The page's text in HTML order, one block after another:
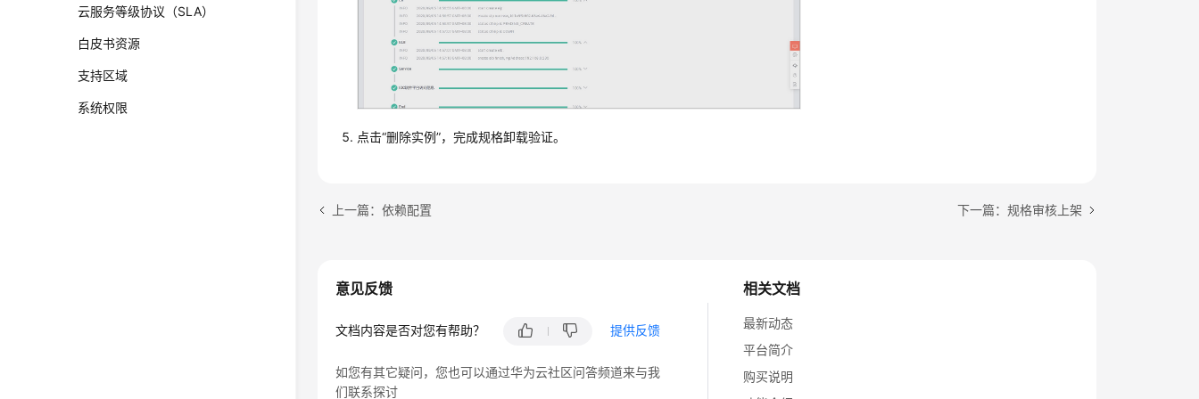
云服务等级协议（SLA）
白皮书资源
支持区域
系统权限
点击“删除实例”，完成规格卸载验证。
上一篇：依赖配置 下一篇：规格审核上架
相关文档
最新动态
平台简介
购买说明
意见反馈
文档内容是否对您有帮助？ 提供反馈
如您有其它疑问，您也可以通过华为云社区问答频道来与我
们联系探讨